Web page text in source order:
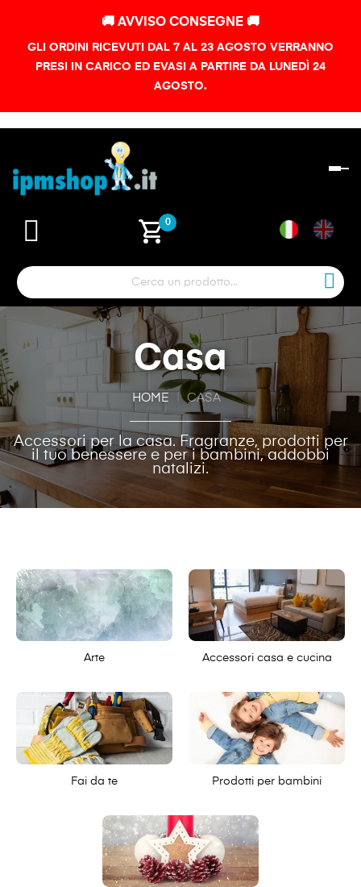
🚚 AVVISO CONSEGNE 🚚
GLI ORDINI RICEVUTI DAL 7 AL 23 AGOSTO VERRANNO
PRESI IN CARICO ED EVASI A PARTIRE DA LUNEDÌ 24
AGOSTO.
shopping_cart0
Casa
HOME CASA
Accessori per la casa. Fragranze, prodotti per
il tuo benessere e per i bambini, addobbi
natalizi.
Arte Accessori casa e cucina
Fai da te Prodotti per bambini